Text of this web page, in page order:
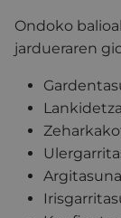
Ondoko
jardueraren
Lankidetza
Argitasuna